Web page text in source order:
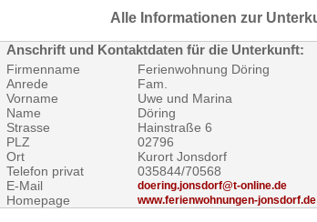
Alle Informationen zur
Anschrift und Kontaktdaten für die Unterkunft:
Firmenname
Ferienwohnung Döring
Anrede
Fam.
Vorname
Uwe und Marina
Name
Döring
Strasse
Hainstraße 6
PLZ
02796
Ort
Kurort Jonsdorf
Telefon privat
035844/70568
E-Mail
doering.jonsdorf@t-online.de
Homepage www.ferienwohnungen-jonsdorf.de